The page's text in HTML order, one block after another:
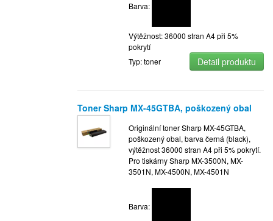
Barva:
Výtěžnost: 36000 stran A4 při 5%
pokrytí
Typ: toner
Detail produktu
Toner Sharp MX-45GTBA, poškozený obal
Originální toner Sharp MX-45GTBA,
poškozený obal, barva černá (black),
výtěžnost 36000 stran A4 při 5% pokrytí.
Pro tiskárny Sharp MX-3500N, MX-
3501N, MX-4500N, MX-4501N
Barva: